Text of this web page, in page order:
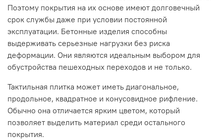
Поэтому покрытия на их основе имеют долговечный
срок службы даже при условии постоянной
эксплуатации. Бетонные изделия способны
выдерживать серьезные нагрузки без риска
деформации. Они являются идеальным выбором для
обустройства пешеходных переходов и не только.
Тактильная плитка может иметь диагональное,
продольное, квадратное и конусовидное рифление.
Обычно она отличается ярким цветом, который
позволяет выделить материал среди остального
покрытия.